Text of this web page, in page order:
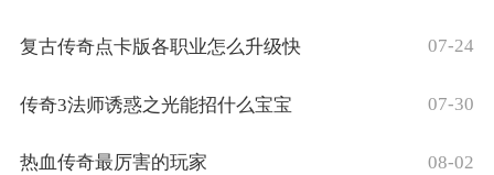
复古传奇点卡版各职业怎么升级快 07-24
传奇3法师诱惑之光能招什么宝宝 07-30
热血传奇最厉害的玩家 08-02